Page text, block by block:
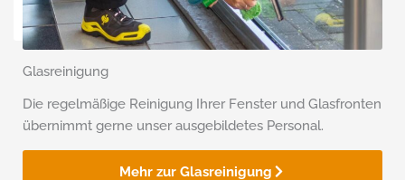
Glasreinigung
Die regelmäßige Reinigung Ihrer Fenster und Glasfronten
übernimmt gerne unser ausge­bildetes Personal.
Mehr zur Glasreinigung